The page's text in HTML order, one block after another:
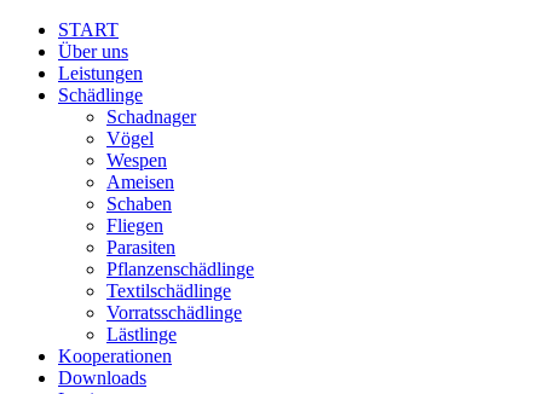
START
Über uns
Leistungen
Schädlinge
Schadnager
Vögel
Wespen
Ameisen
Schaben
Fliegen
Parasiten
Pflanzenschädlinge
Textilschädlinge
Vorratsschädlinge
Lästlinge
Kooperationen
Downloads